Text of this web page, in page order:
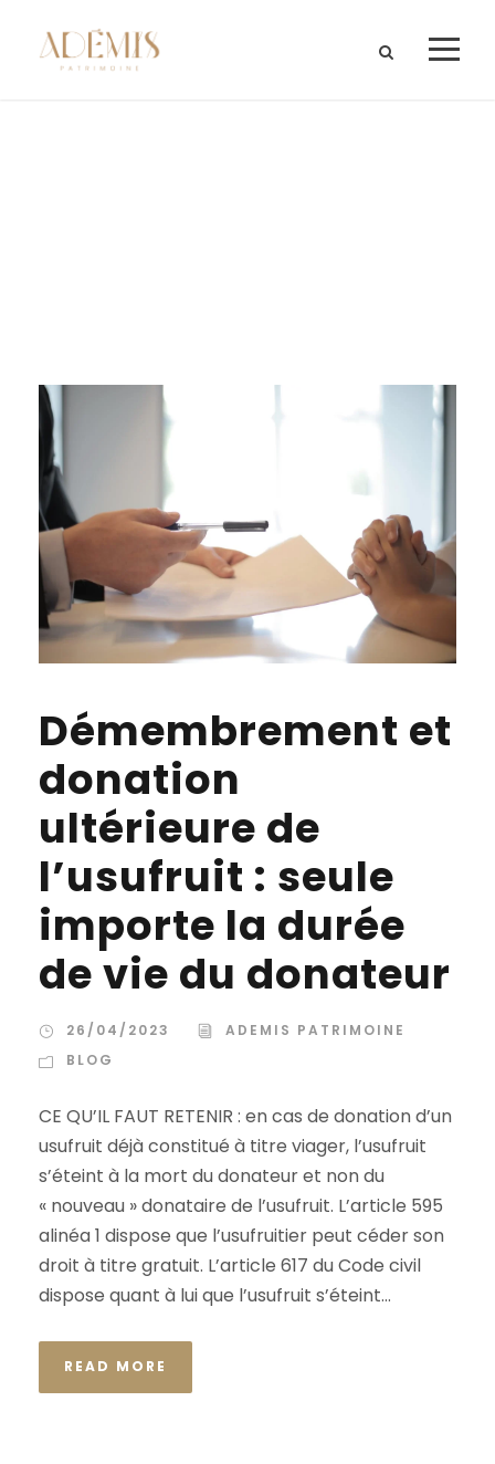
Démembrement et
donation
ultérieure de
l’usufruit : seule
importe la durée
de vie du donateur
26/04/2023
ADEMIS PATRIMOINE
BLOG
CE QU’IL FAUT RETENIR : en cas de donation d’un
usufruit déjà constitué à titre viager, l’usufruit
s’éteint à la mort du donateur et non du
« nouveau » donataire de l’usufruit. L’article 595
alinéa 1 dispose que l’usufruitier peut céder son
droit à titre gratuit. L’article 617 du Code civil
dispose quant à lui que l’usufruit s’éteint...
READ MORE